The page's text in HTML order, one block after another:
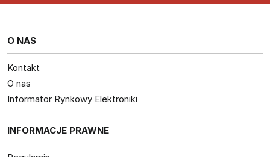
O NAS
Kontakt
O nas
Informator Rynkowy Elektroniki
INFORMACJE PRAWNE